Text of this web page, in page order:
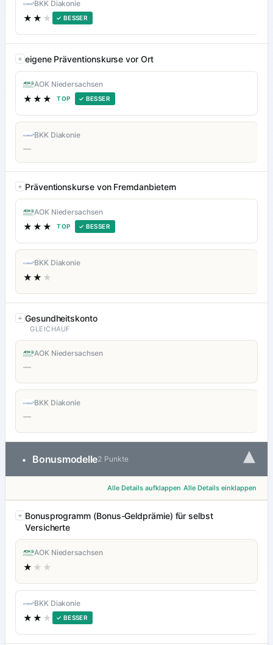
BKK Diakonie
★★ ★ ✓ BESSER
eigene Präventionskurse vor Ort
AOK Niedersachsen
★★★ TOP ✓ BESSER
BKK Diakonie
—
Präventionskurse von Fremdanbietern
AOK Niedersachsen
★★★ TOP ✓ BESSER
BKK Diakonie
★★ ★
Gesundheitskonto
GLEICHAUF
AOK Niedersachsen
—
BKK Diakonie
—
• Bonusmodelle2 Punkte ▾
Alle Details aufklappen Alle Details einklappen
Bonusprogramm (Bonus-Geldprämie) für selbst
Versicherte
AOK Niedersachsen
★ ★★
BKK Diakonie
★★ ★ ✓ BESSER